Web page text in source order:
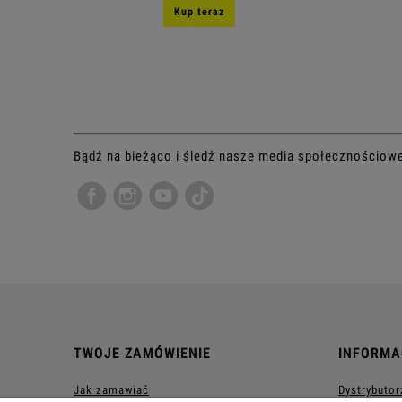
Kup teraz
Bądź na bieżąco i śledź nasze media
TWOJE ZAMÓWIENIE
Jak zamawiać